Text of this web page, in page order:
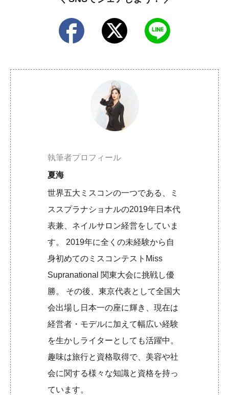
執筆者プロフィール
夏海
世界五大ミスコンの一つである、ミ
ススプラナショナルの2019年日本代
表兼、ネイルサロン経営をしていま
す。 2019年に全くの未経験から自
身初めてのミスコンテストMiss
Supranational 関東大会に挑戦し優
勝。 その後、東京代表として全国大
会出場し日本一の座に輝き、現在は
経営者・モデルに加えて幅広い経験
を生かしライターとしても活躍中。
趣味は旅行と資格取得で、美容や社
会に関する様々な知識と資格を持っ
ています。